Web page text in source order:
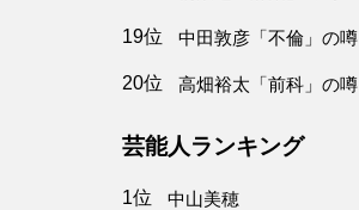
19位 中田敦彦「不倫」の噂
20位 高畑裕太「前科」の噂
芸能人ランキング
1位 中山美穂